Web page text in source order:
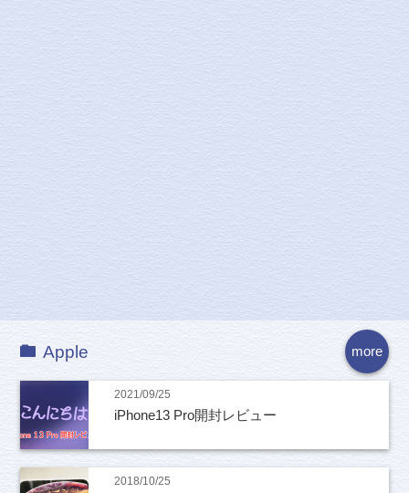
more
Apple
2021/09/25
iPhone13 Pro開封レビュー
2018/10/25